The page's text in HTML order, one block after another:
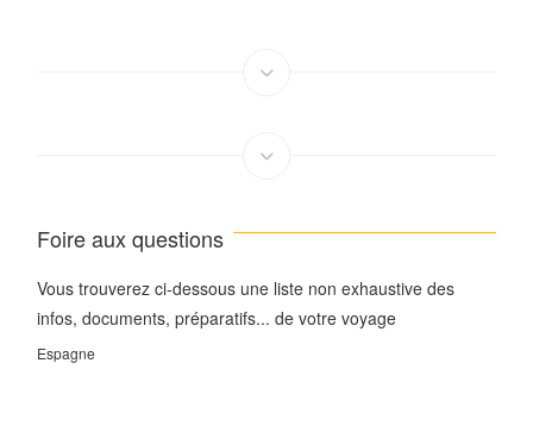
Foire aux questions
Vous trouverez ci-dessous une liste non exhaustive des
infos, documents, préparatifs... de votre voyage
Espagne